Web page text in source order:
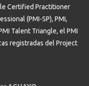
Certified Practitioner
(PMI-SP), PMI,
Talent Triangle, el PMI
registradas del Project